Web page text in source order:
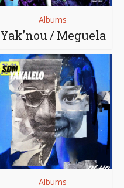
Albums
Yak’nou / Meguela
Albums